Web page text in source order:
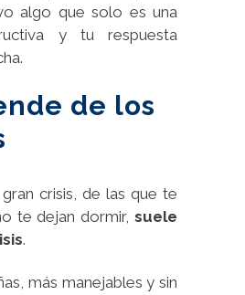
algo que solo es una
y tu respuesta
de los
crisis, de las que te
te dejan dormir, suele
.
más manejables y sin